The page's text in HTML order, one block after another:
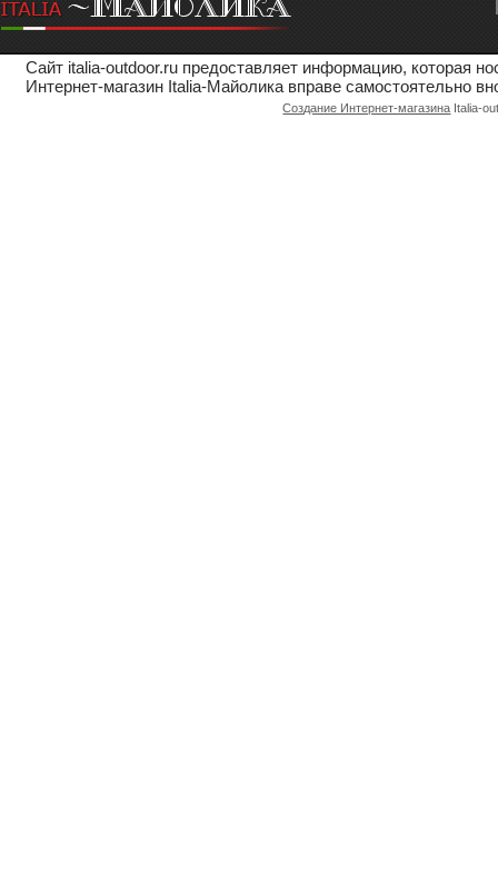
Сайт italia-outdoor.ru предоставляет информацию, которая
Интернет-магазин Italia-Майолика вправе самостоятельно
Создание Интернет-магазина Italia-